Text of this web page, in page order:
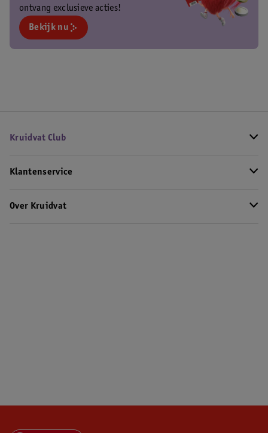
ontvang exclusieve acties!
Bekijk nu
Kruidvat Club
Klantenservice
Over Kruidvat